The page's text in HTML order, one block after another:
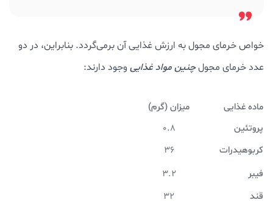
خواص خرمای مجول به ارزش غذایی آن برمی‌گردد. بنابراین، در دو
عدد خرمای مجولچنین مواد غذایی وجود دارند:
ماده غذایی
میزان (گرم)
پروتئین
0.8
کربوهیدرات
36
فیبر
3.2
قند
32